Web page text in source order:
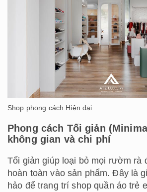
Shop phong cách Hiện đại
Phong cách Tối giản
không gian và chi phí
Tối giản giúp loại bỏ mọi rườm rà
hoàn toàn vào sản phẩm. Đây là
hảo để trang trí shop quần áo trẻ